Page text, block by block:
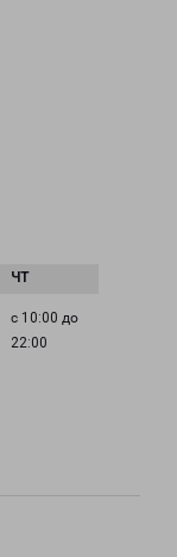
с 10:00 до
22:00